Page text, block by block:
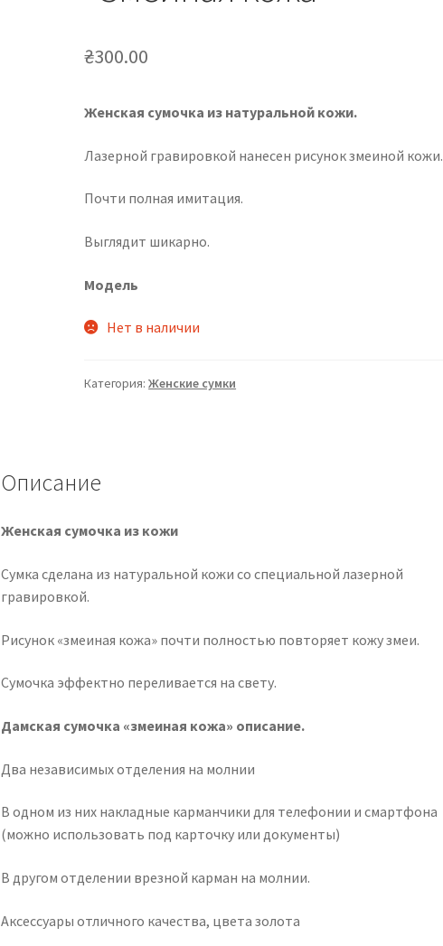
₴300.00
Женская сумочка из натуральной кожи.
Лазерной гравировкой нанесен рисунок змеиной кожи.
Почти полная имитация.
Выглядит шикарно.
Модель
Нет в наличии
Категория:Женские сумки
Описание
Женская сумочка из кожи
Сумка сделана из натуральной кожи со специальной лазерной
гравировкой.
Рисунок «змеиная кожа» почти полностью повторяет кожу змеи.
Сумочка эффектно переливается на свету.
Дамская сумочка «змеиная кожа» описание.
Два независимых отделения на молнии
В одном из них накладные карманчики для телефонии и смартфона
(можно использовать под карточку или документы)
В другом отделении врезной карман на молнии.
Аксессуары отличного качества, цвета золота